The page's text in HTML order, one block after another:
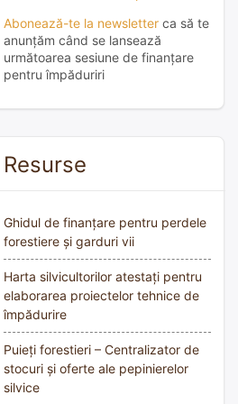
Abonează-te la newsletter ca să te
anunțăm când se lansează
următoarea sesiune de finanțare
pentru împăduriri
Resurse
Ghidul de finanțare pentru perdele
forestiere și garduri vii
Harta silvicultorilor atestați pentru
elaborarea proiectelor tehnice de
împădurire
Puieți forestieri – Centralizator de
stocuri și oferte ale pepinierelor
silvice